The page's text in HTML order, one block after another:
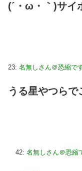
(´・ω・｀)サイ
23: 名無しさん＠恐縮で
うる星やつら
42: 名無しさん＠恐縮